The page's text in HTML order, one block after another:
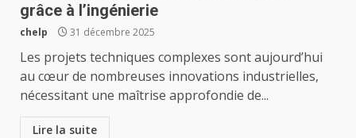
grâce à l’ingénierie
chelp 31 décembre 2025
Les projets techniques complexes sont aujourd’hui
au cœur de nombreuses innovations industrielles,
nécessitant une maîtrise approfondie de...
Lire la suite